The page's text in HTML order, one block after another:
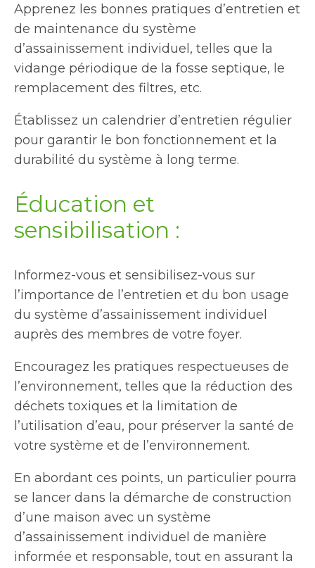
Apprenez les bonnes pratiques d’entretien et
de maintenance du système
d’assainissement individuel, telles que la
vidange périodique de la fosse septique, le
remplacement des filtres, etc.
Établissez un calendrier d’entretien régulier
pour garantir le bon fonctionnement et la
durabilité du système à long terme.
Éducation et
sensibilisation :
Informez-vous et sensibilisez-vous sur
l’importance de l’entretien et du bon usage
du système d’assainissement individuel
auprès des membres de votre foyer.
Encouragez les pratiques respectueuses de
l’environnement, telles que la réduction des
déchets toxiques et la limitation de
l’utilisation d’eau, pour préserver la santé de
votre système et de l’environnement.
En abordant ces points, un particulier pourra
se lancer dans la démarche de construction
d’une maison avec un système
d’assainissement individuel de manière
informée et responsable, tout en assurant la